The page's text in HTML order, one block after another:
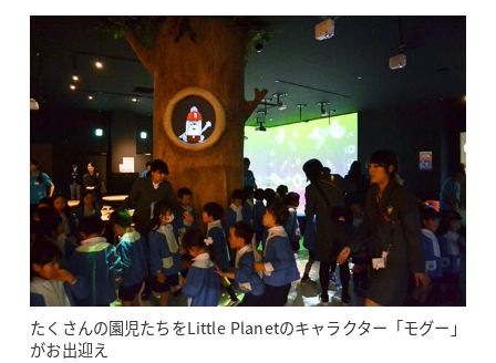
たくさんの園児たちをLittle Planetのキャラクター「モグー」
がお出迎え